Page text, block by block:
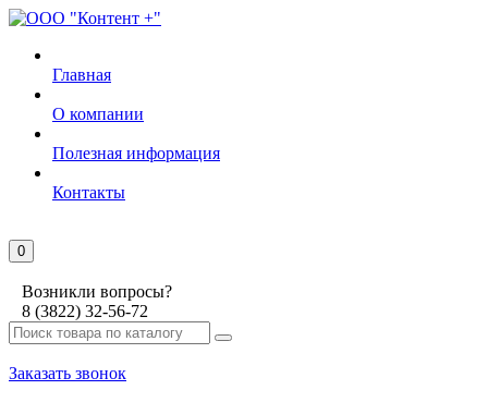
Главная
О компании
Полезная информация
Контакты
0
Возникли вопросы?
8 (3822) 32-56-72
Заказать звонок